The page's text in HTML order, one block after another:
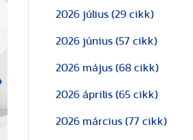
2026 július (29 cikk)
2026 június (57 cikk)
2026 május (68 cikk)
2026 április (65 cikk)
2026 március (77 cikk)